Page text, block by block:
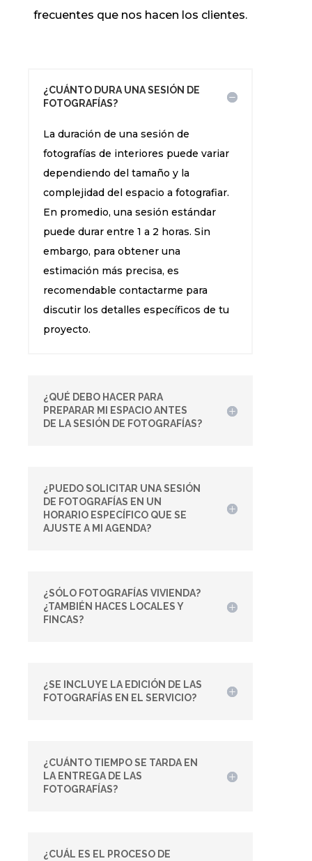
frecuentes que nos hacen los clientes.
¿CUÁNTO DURA UNA SESIÓN DE
FOTOGRAFÍAS?
La duración de una sesión de
fotografías de interiores puede variar
dependiendo del tamaño y la
complejidad del espacio a fotografiar.
En promedio, una sesión estándar
puede durar entre 1 a 2 horas. Sin
embargo, para obtener una
estimación más precisa, es
recomendable contactarme para
discutir los detalles específicos de tu
proyecto.
¿QUÉ DEBO HACER PARA
PREPARAR MI ESPACIO ANTES
DE LA SESIÓN DE FOTOGRAFÍAS?
¿PUEDO SOLICITAR UNA SESIÓN
DE FOTOGRAFÍAS EN UN
HORARIO ESPECÍFICO QUE SE
AJUSTE A MI AGENDA?
¿SÓLO FOTOGRAFÍAS VIVIENDA?
¿TAMBIÉN HACES LOCALES Y
FINCAS?
¿SE INCLUYE LA EDICIÓN DE LAS
FOTOGRAFÍAS EN EL SERVICIO?
¿CUÁNTO TIEMPO SE TARDA EN
LA ENTREGA DE LAS
FOTOGRAFÍAS?
¿CUÁL ES EL PROCESO DE